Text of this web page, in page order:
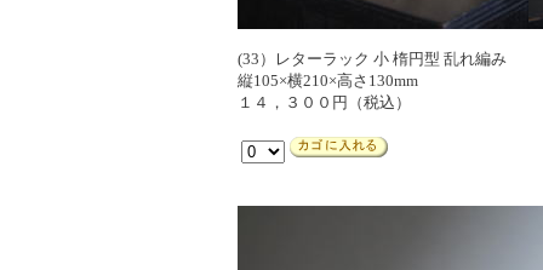
(33）レターラック 小 楕円型 乱れ編み
縦105×横210×高さ130mm
１４，３００円（税込）